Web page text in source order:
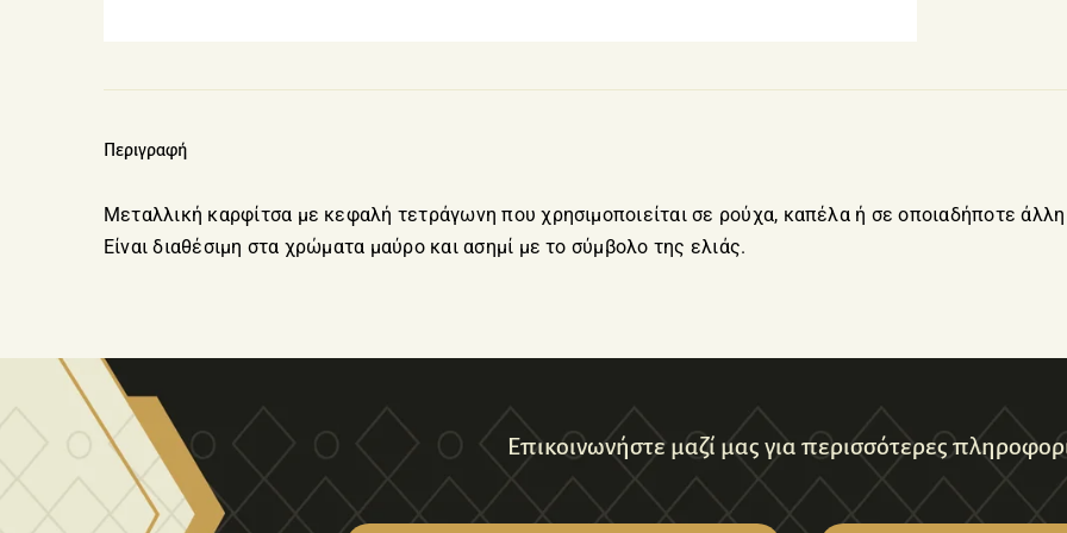
Περιγραφή
Μεταλλική καρφίτσα με κεφαλή τετράγωνη που χρησιμοποιείται σε ρούχα, καπέλα ή σε οποιαδήποτε άλλη
Είναι διαθέσιμη στα χρώματα μαύρο και ασημί με το σύμβολο της ελιάς.
Επικοινωνήστε μαζί μας για περισσότερες